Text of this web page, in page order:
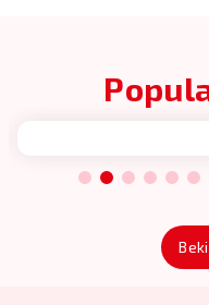
1 2 3 4 5 6